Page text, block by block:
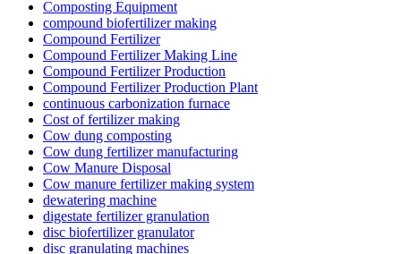
Composting Equipment
compound biofertilizer making
Compound Fertilizer
Compound Fertilizer Making Line
Compound Fertilizer Production
Compound Fertilizer Production Plant
continuous carbonization furnace
Cost of fertilizer making
Cow dung composting
Cow dung fertilizer manufacturing
Cow Manure Disposal
Cow manure fertilizer making system
dewatering machine
digestate fertilizer granulation
disc biofertilizer granulator
disc granulating machines